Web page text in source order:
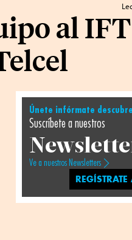
al IFT
Únete infórmate descubre
Suscríbete a nuestros
Ve a nuestros Newsletters